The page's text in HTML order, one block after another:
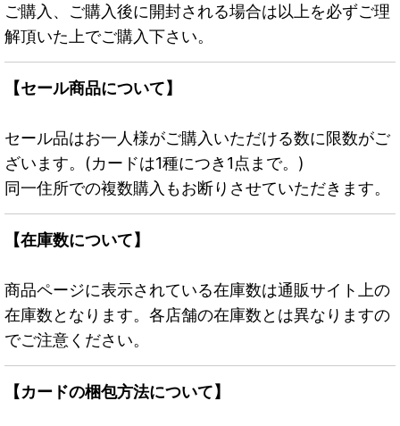
ご購入、ご購入後に開封される場合は以上を必ずご理
解頂いた上でご購入下さい。
【セール商品について】
セール品はお一人様がご購入いただける数に限数がご
ざいます。(カードは1種につき1点まで。)
同一住所での複数購入もお断りさせていただきます。
【在庫数について】
商品ページに表示されている在庫数は通販サイト上の
在庫数となります。各店舗の在庫数とは異なりますの
でご注意ください。
【カードの梱包方法について】